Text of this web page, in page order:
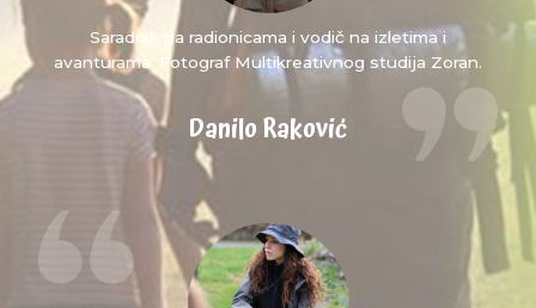
Saradnik na radionicama i vodič na izletima i
avanturama. Fotograf Multikreativnog studija Zoran.
Danilo Raković